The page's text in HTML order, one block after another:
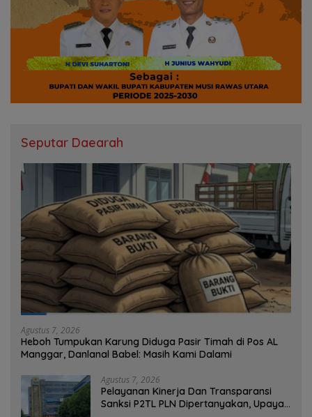
Seputar Daearah
Agustus 7, 2026
Heboh Tumpukan Karung Diduga Pasir Timah di Pos AL
Manggar, Danlanal Babel: Masih Kami Dalami
Agustus 7, 2026
Pelayanan Kinerja Dan Transparansi
Sanksi P2TL PLN Dipertanyakan, Upaya